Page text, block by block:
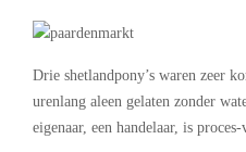
Drie shetlandpony’s waren zeer
urenlang aleen gelaten zonder
eigenaar, een handelaar, is